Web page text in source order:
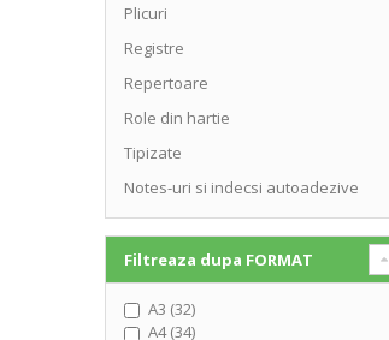
Plicuri
Registre
Repertoare
Role din hartie
Tipizate
Notes-uri si indecsi autoadezive
Filtreaza dupa FORMAT
A3 (32)
A4 (34)